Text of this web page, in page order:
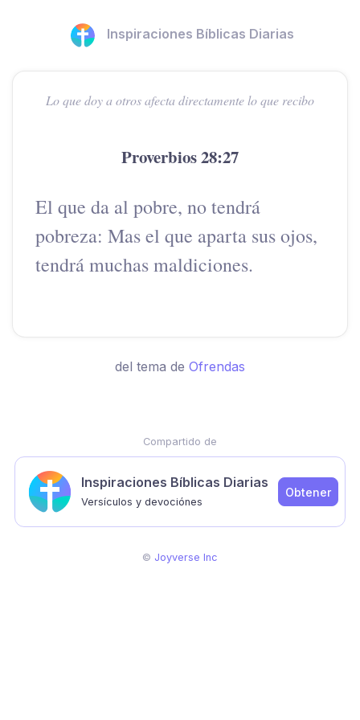
Inspiraciones Bíblicas Diarias
Lo que doy a otros afecta directamente lo que recibo
Proverbios 28:27
El que da al pobre, no tendrá
pobreza: Mas el que aparta sus ojos,
tendrá muchas maldiciones.
del tema de Ofrendas
Compartido de
Inspiraciones Bíblicas Diarias
Versículos y devociónes
Obtener
© Joyverse Inc